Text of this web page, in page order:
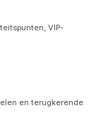
VIP-
en terugkerende